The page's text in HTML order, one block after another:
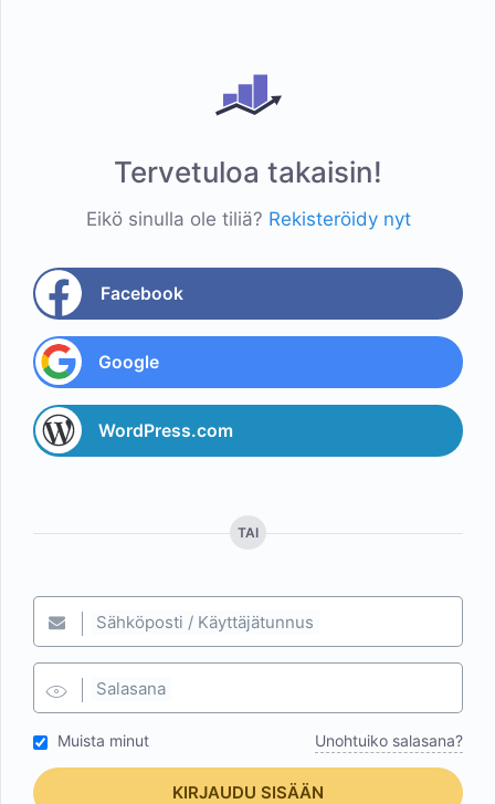
Tervetuloa takaisin!
Eikö sinulla ole tiliä? Rekisteröidy nyt
Facebook
Google
WordPress.com
TAI
Sähköposti / Käyttäjätunnus
Salasana
Muista minut Unohtuiko salasana?
KIRJAUDU SISÄÄN